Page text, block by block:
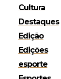
Cultura
Destaques
Edição
Edições
esporte